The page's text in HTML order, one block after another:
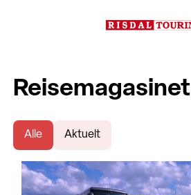
Reisemagasinet
Alle Aktuelt